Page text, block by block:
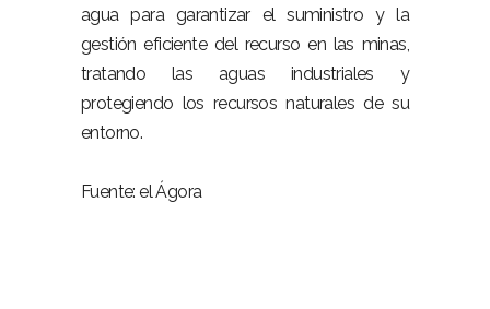
agua para garantizar el suministro y la
gestión eficiente del recurso en las minas,
tratando las aguas industriales y
protegiendo los recursos naturales de su
entorno.
Fuente: el Ágora